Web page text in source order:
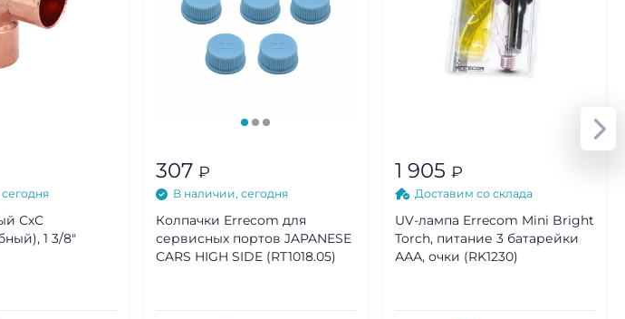
СхС
1 3/8"
307 ₽
В наличии, сегодня
Колпачки Errecom для
сервисных портов JAPANESE
CARS HIGH SIDE (RT1018.05)
1 905 ₽
Доставим со склада
UV-лампа Errecom Mini Bright
Torch, питание 3 батарейки
ААА, очки (RK1230)